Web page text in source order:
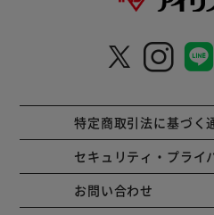
特定商取引法に基づく
セキュリティ・プライ
お問い合わせ